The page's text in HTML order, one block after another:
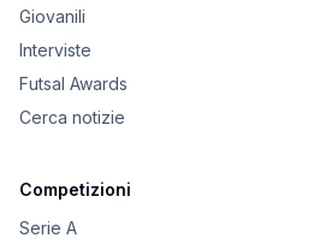
Giovanili
Interviste
Futsal Awards
Cerca notizie
Competizioni
Serie A